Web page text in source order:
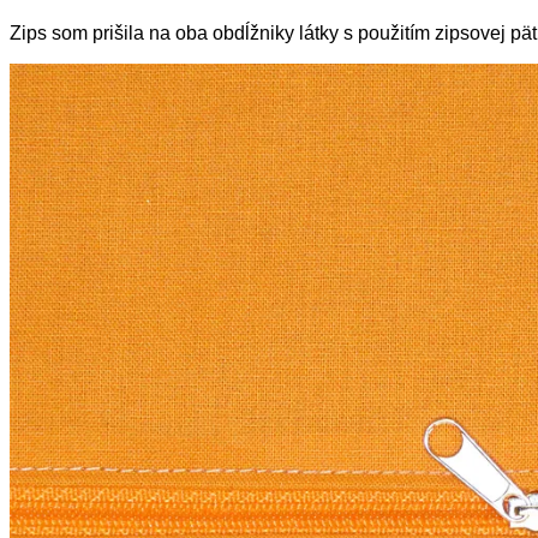
Zips som prišila na oba obdĺžniky látky s použitím zipsovej